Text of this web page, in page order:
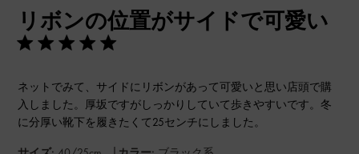
リボンの位置がサイドで可愛い
ネットでみて、サイドにリボンがあって可愛いと思い店頭で購
入しました。厚坂ですがしっかりしていて歩きやすいです。冬
に分厚い靴下を履きたくて25センチにしました。